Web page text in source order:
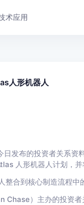
术应用
人形机器人
发布的投资者关系资
人形机器人计划，并
合到核心制造流程中
Chase）主办的投资